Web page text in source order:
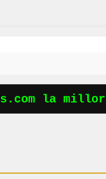
la millor